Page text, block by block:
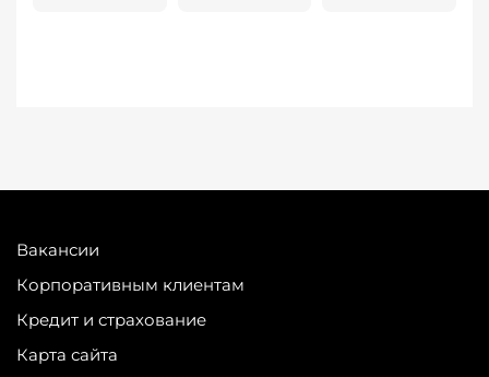
Вакансии
Корпоративным клиентам
Кредит и страхование
Карта сайта